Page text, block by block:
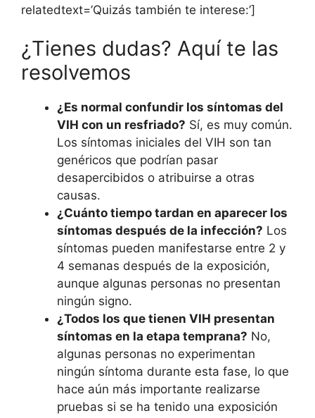
relatedtext=’Quizás también te interese:’]
¿Tienes dudas? Aquí te las
resolvemos
¿Es normal confundir los síntomas del
VIH con un resfriado? Sí, es muy común.
Los síntomas iniciales del VIH son tan
genéricos que podrían pasar
desapercibidos o atribuirse a otras
causas.
¿Cuánto tiempo tardan en aparecer los
síntomas después de la infección? Los
síntomas pueden manifestarse entre 2 y
4 semanas después de la exposición,
aunque algunas personas no presentan
ningún signo.
¿Todos los que tienen VIH presentan
síntomas en la etapa temprana? No,
algunas personas no experimentan
ningún síntoma durante esta fase, lo que
hace aún más importante realizarse
pruebas si se ha tenido una exposición